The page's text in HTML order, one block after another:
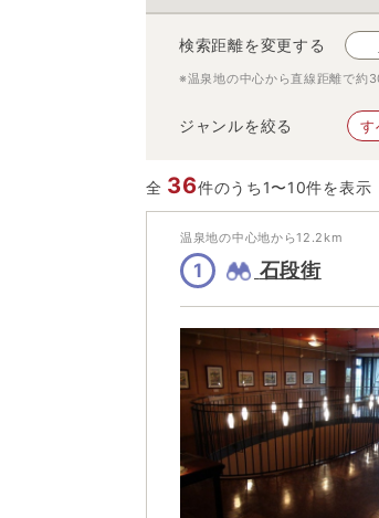
検索距離を変更する
※温泉地の中心から直線距離で約
ジャンルを絞る す
全 36件のうち1〜10件を表示
温泉地の中心地から12.2 km
1 石段街